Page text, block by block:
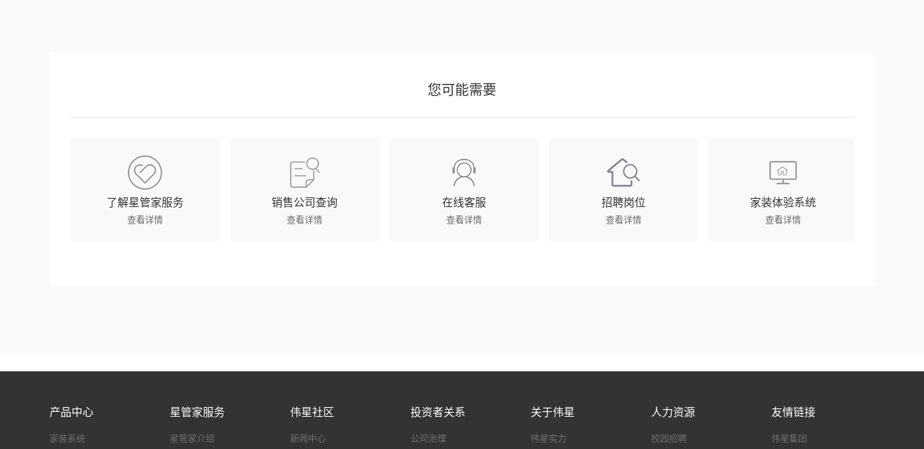
您可能需要
了解星管家服务
查看详情
销售公司查询
查看详情
在线客服
查看详情
招聘岗位
查看详情
家装体验系统
查看详情
产品中心
家装系统
星管家服务
星管家介绍
伟星社区
新闻中心
投资者关系
公司治理
关于伟星
伟星实力
人力资源
校园招聘
友情链接
伟星集团